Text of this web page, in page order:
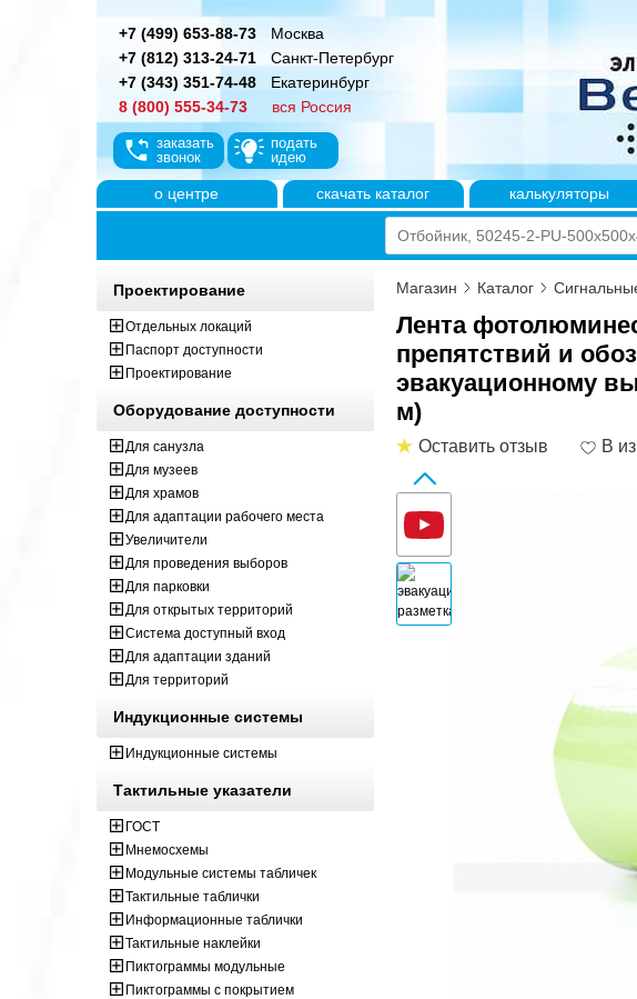
+7 (499) 653-88-73
Москва
+7 (812) 313-24-71
Санкт-Петербург
+7 (343) 351-74-48
Екатеринбург
8 (800) 555-34-73
вся Россия
заказать
звонок
подать
идею
о центре скачать каталог калькуляторы
Магазин Каталог
Лента
препятствий и
эвакуационному
м)
Оставить отзыв
Проектирование
Отдельных локаций
Паспорт доступности
Проектирование
Оборудование доступности
Для санузла
Для музеев
Для храмов
Для адаптации рабочего места
Увеличители
Для проведения выборов
Для парковки
Для открытых территорий
Система доступный вход
Для адаптации зданий
Для территорий
Индукционные системы
Индукционные системы
Тактильные указатели
ГОСТ
Мнемосхемы
Модульные системы табличек
Тактильные таблички
Информационные таблички
Тактильные наклейки
Пиктограммы модульные
Пиктограммы с покрытием